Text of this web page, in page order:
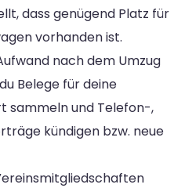
dass genügend Platz für
vorhanden ist.
nach dem Umzug
Belege für deine
sammeln und Telefon-,
kündigen bzw. neue